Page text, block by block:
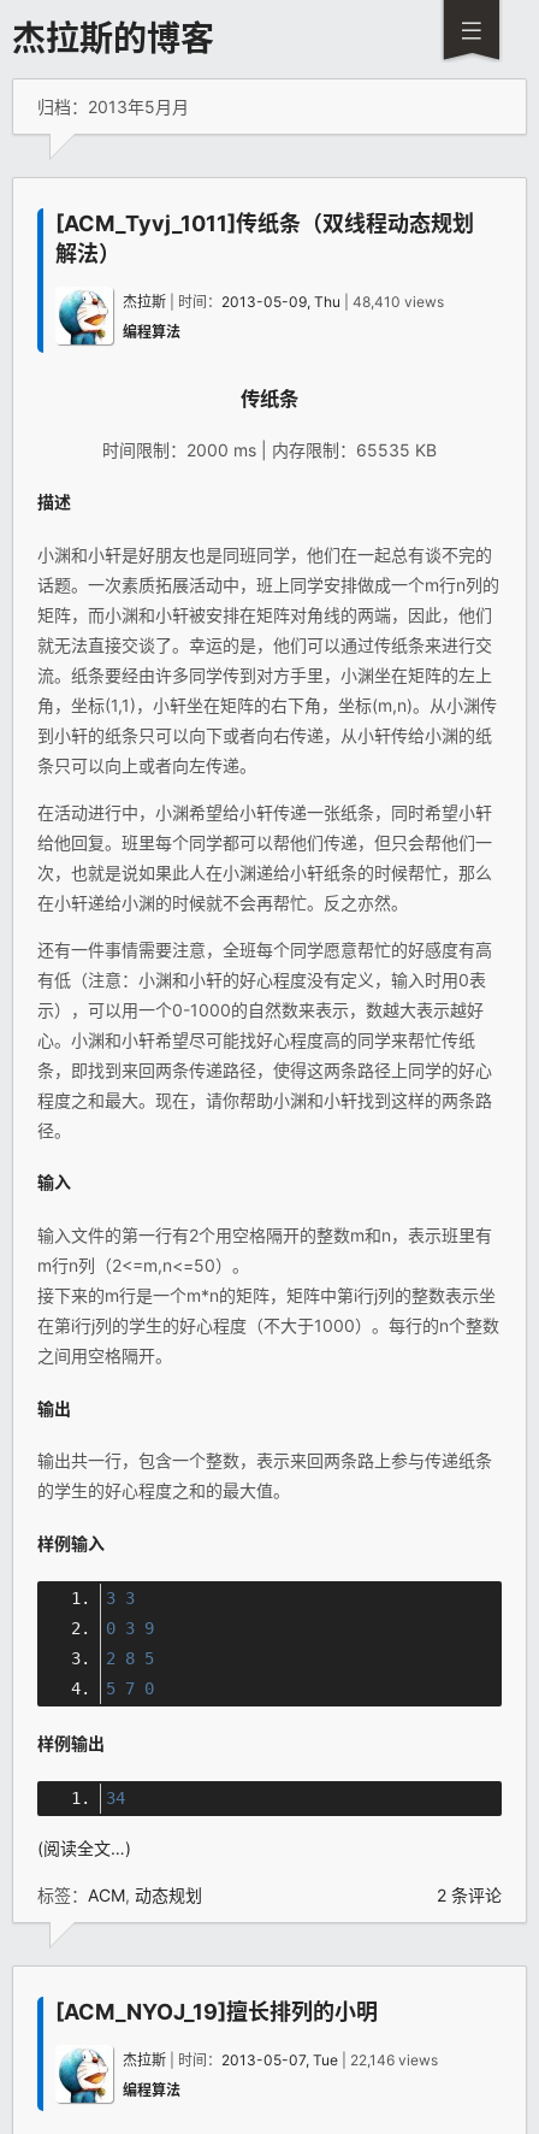
杰拉斯的博客
归档：2013年5月月
[ACM_Tyvj_1011]传纸条（双线程动态规划
解法）
杰拉斯 | 时间： 2013-05-09, Thu | 48,410 views
编程算法
传纸条
时间限制：2000 ms | 内存限制：65535 KB
描述
小渊和小轩是好朋友也是同班同学，他们在一起总有谈不完的
话题。一次素质拓展活动中，班上同学安排做成一个m行n列的
矩阵，而小渊和小轩被安排在矩阵对角线的两端，因此，他们
就无法直接交谈了。幸运的是，他们可以通过传纸条来进行交
流。纸条要经由许多同学传到对方手里，小渊坐在矩阵的左上
角，坐标(1,1)，小轩坐在矩阵的右下角，坐标(m,n)。从小渊传
到小轩的纸条只可以向下或者向右传递，从小轩传给小渊的纸
条只可以向上或者向左传递。
在活动进行中，小渊希望给小轩传递一张纸条，同时希望小轩
给他回复。班里每个同学都可以帮他们传递，但只会帮他们一
次，也就是说如果此人在小渊递给小轩纸条的时候帮忙，那么
在小轩递给小渊的时候就不会再帮忙。反之亦然。
还有一件事情需要注意，全班每个同学愿意帮忙的好感度有高
有低（注意：小渊和小轩的好心程度没有定义，输入时用0表
示），可以用一个0-1000的自然数来表示，数越大表示越好
心。小渊和小轩希望尽可能找好心程度高的同学来帮忙传纸
条，即找到来回两条传递路径，使得这两条路径上同学的好心
程度之和最大。现在，请你帮助小渊和小轩找到这样的两条路
径。
输入
输入文件的第一行有2个用空格隔开的整数m和n，表示班里有
m行n列（2<=m,n<=50）。
接下来的m行是一个m*n的矩阵，矩阵中第i行j列的整数表示坐
在第i行j列的学生的好心程度（不大于1000）。每行的n个整数
之间用空格隔开。
输出
输出共一行，包含一个整数，表示来回两条路上参与传递纸条
的学生的好心程度之和的最大值。
样例输入
3 3
0 3 9
2
8 5
5 7 0
样例输出
34
(阅读全文…)
标签： ACM, 动态规划 2 条评论
[ACM_NYOJ_19]擅长排列的小明
杰拉斯 | 时间： 2013-05-07, Tue | 22,146 views
编程算法